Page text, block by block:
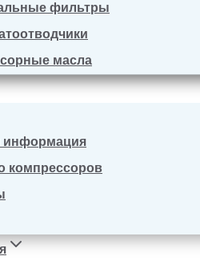
фильтры
масла
информация
компрессоров